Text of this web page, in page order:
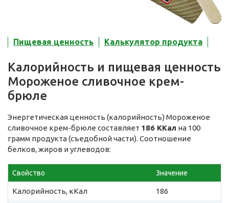
Пищевая ценность Калькулятор продукта
Калорийность и пищевая ценность
Мороженое сливочное крем-
брюле
Энергетическая ценность (калорийность) Мороженое
сливочное крем-брюле составляет 186 ККал на 100
грамм продукта (съедобной части). Соотношение
белков, жиров и углеводов:
Свойство Значение
Калорийность, кКал 186